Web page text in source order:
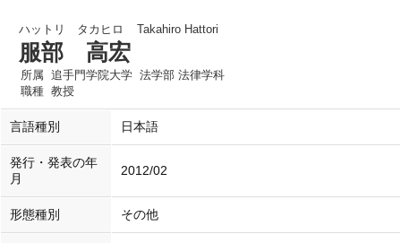
ハットリ タカヒロ Takahiro Hattori
服部 高宏
所属 追手門学院大学 法学部 法律学科
職種 教授
言語種別 日本語
発行・発表の年
月
2012/02
形態種別 その他